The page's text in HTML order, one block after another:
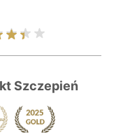
Szczepień